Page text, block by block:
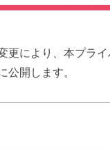
により、本プラ
開します。